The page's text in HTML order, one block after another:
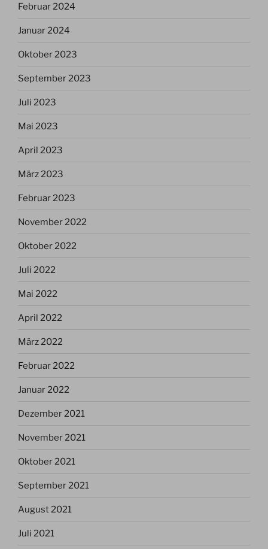
Februar 2024
Januar 2024
Oktober 2023
September 2023
Juli 2023
Mai 2023
April 2023
März 2023
Februar 2023
November 2022
Oktober 2022
Juli 2022
Mai 2022
April 2022
März 2022
Februar 2022
Januar 2022
Dezember 2021
November 2021
Oktober 2021
September 2021
August 2021
Juli 2021